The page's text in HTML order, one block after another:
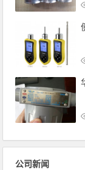
公司新闻